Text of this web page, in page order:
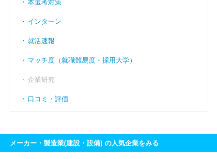
インターン
就活速報
マッチ度（就職難易度・採用大学）
企業研究
口コミ・評価
メーカー・製造業(建設・設備) の人気企業をみる